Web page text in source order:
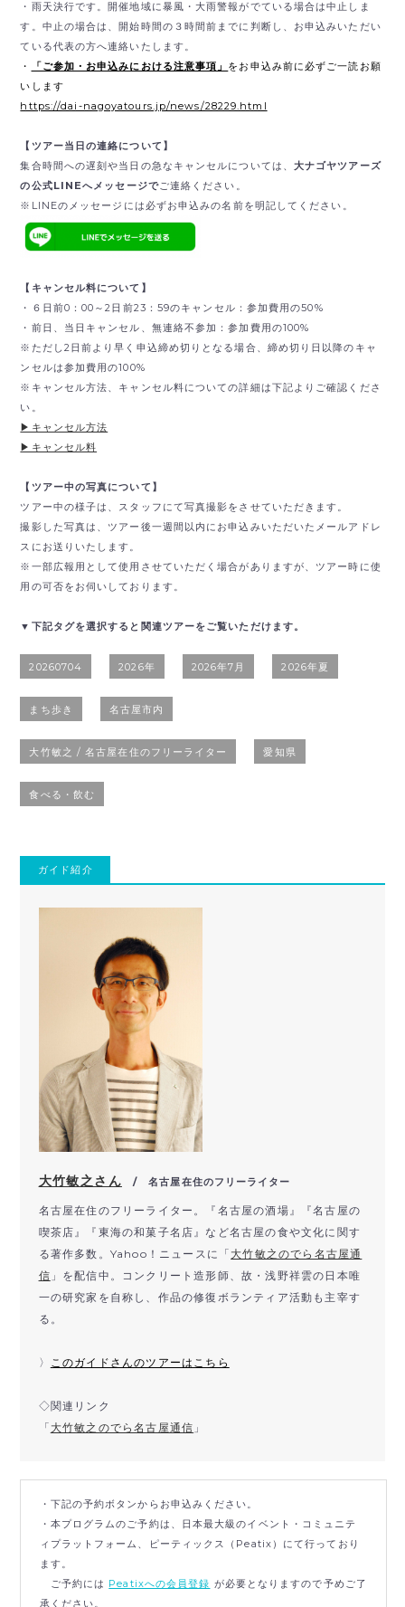
・雨天決行です。開催地域に暴風・大雨警報がでている場合は中止しま
す。中止の場合は、開始時間の３時間前までに判断し、お申込みいただい
ている代表の方へ連絡いたします。
・
「ご参加・お申込みにおける注意事項」 をお申込み前に必ずご一読お願
いします
https://dai-nagoyatours.jp/news/28229.html
【ツアー当日の連絡について】
集合時間への遅刻や当日の急なキャンセルについては、 大ナゴヤツアーズ
の公式LINEへメッセージでご連絡ください。
※LINEのメッセージには必ずお申込みの名前を明記してください。
【キャンセル料について】
・６日前0：00～2日前23：59のキャンセル：参加費用の50%
・前日、当日キャンセル、無連絡不参加：参加費用の100%
※ただし2日前より早く申込締め切りとなる場合、締め切り日以降のキャ
ンセルは参加費用の100%
※キャンセル方法、キャンセル料についての詳細は下記よりご確認くださ
い。
▶︎キャンセル方法
▶︎キャンセル料
【ツアー中の写真について】
ツアー中の様子は、スタッフにて写真撮影をさせていただきます。
撮影した写真は、ツアー後一週間以内にお申込みいただいたメールアドレ
スにお送りいたします。
※一部広報用として使用させていただく場合がありますが、ツアー時に使
用の可否をお伺いしております。
▼下記タグを選択すると関連ツアーをご覧いただけます。
20260704 2026年 2026年7月 2026年夏
まち歩き 名古屋市内
大竹敏之 / 名古屋在住のフリーライター 愛知県
食べる・飲む
ガイド紹介
大竹敏之さん / 名古屋在住のフリーライター
名古屋在住のフリーライター。『名古屋の酒場』『名古屋の
喫茶店』『東海の和菓子名店』 など名古屋の食や文化に関す
る著作多数。Yahoo！ ニュースに「 大竹敏之のでら名古屋通
信 」を配信中。コンクリート造形師、故・浅野祥雲の日本唯
一の研究家を自称し、 作品の修復ボランティア活動も主宰す
る。
〉 このガイドさんのツアーはこちら
◇関連リンク
「 大竹敏之のでら名古屋通信 」
・下記の予約ボタンからお申込みください。
・本プログラムのご予約は、日本最大級のイベント・コミュニテ
ィプラットフォーム、ピーティックス（Peatix）にて行っており
ます。
ご予約には Peatixへの会員登録 が必要となりますので予めご了
承ください。